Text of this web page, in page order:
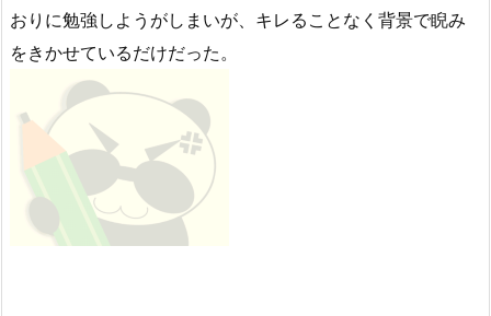
おりに勉強しようがしまいが、キレることなく背景で睨み
をきかせているだけだった。